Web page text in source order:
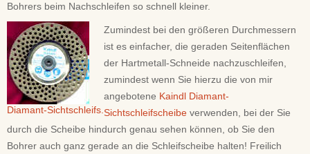
Bohrers beim Nachschleifen so schnell kleiner.
Diamant-Sichtschleifs.
Zumindest bei den größeren Durchmessern
ist es einfacher, die geraden Seitenflächen
der Hartmetall-Schneide nachzuschleifen,
zumindest wenn Sie hierzu die von mir
angebotene Kaindl Diamant-
Sichtschleifscheibe verwenden, bei der Sie
durch die Scheibe hindurch genau sehen können, ob Sie den
Bohrer auch ganz gerade an die Schleifscheibe halten! Freilich